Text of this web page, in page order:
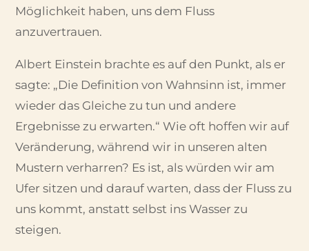
Möglichkeit haben, uns dem Fluss
anzuvertrauen.
Albert Einstein brachte es auf den Punkt, als er
sagte: „Die Definition von Wahnsinn ist, immer
wieder das Gleiche zu tun und andere
Ergebnisse zu erwarten.“ Wie oft hoffen wir auf
Veränderung, während wir in unseren alten
Mustern verharren? Es ist, als würden wir am
Ufer sitzen und darauf warten, dass der Fluss zu
uns kommt, anstatt selbst ins Wasser zu
steigen.